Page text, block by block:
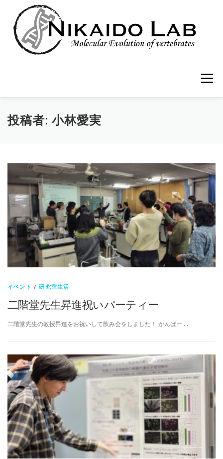
メニュー
HOME MEMBER RESEARCH
投稿者: 小林愛実
イベント /研究室生活
二階堂先生昇進祝いパーティー
二階堂先生の教授昇進をお祝いして飲み会をしました！ かんぱー …